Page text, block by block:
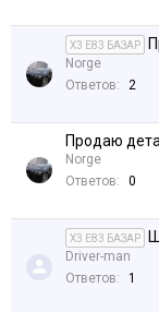
X3 E83 БАЗАР
Norge
Ответов:
2
Продаю
Norge
Ответов:
0
X3 E83 БАЗАР
Driver-man
Ответов:
1